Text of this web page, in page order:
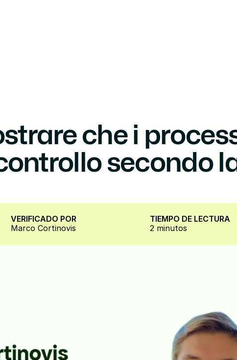
che i
secondo
VERIFICADO POR
Marco Cortinovis
TIEMPO DE LECTURA
2 minutos